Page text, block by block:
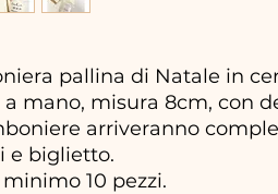
pallina di Natale in
mano, misura 8cm, con
arriveranno
e biglietto.
10 pezzi.